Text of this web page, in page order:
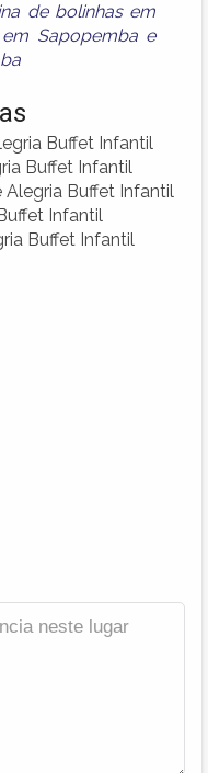
de bolinhas em
Sapopembae
Buffet Infantil
Buffet Infantil
Buffet Infantil
Infantil
Buffet Infantil